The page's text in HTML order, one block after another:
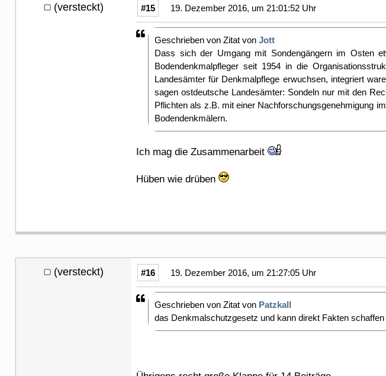
(versteckt) #15 19. Dezember 2016, um 21:01:52 Uhr
Geschrieben von Zitat von Jott
Dass sich der Umgang mit Sondengängern im Osten
Bodendenkmalpfleger seit 1954 in die
Landesämter für Denkmalpflege erwuchsen, integriert
sagen ostdeutsche Landesämter: Sondeln nur mit den
Pflichten als z.B. mit einer Nachforschungsgenehmigung
Bodendenkmälern.
Ich mag die Zusammenarbeit
Hüben wie drüben
(versteckt) #16 19. Dezember 2016, um 21:27:05 Uhr
Geschrieben von Zitat von Patzkall
das Denkmalschutzgesetz und kann direkt Fakten schaffen